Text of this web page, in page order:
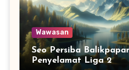
Wawasan
Seo Persiba
Penyelamat Liga 2